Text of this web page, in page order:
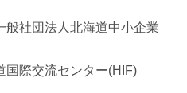
般社団法人北海道中小企業
国際交流センター(HIF)